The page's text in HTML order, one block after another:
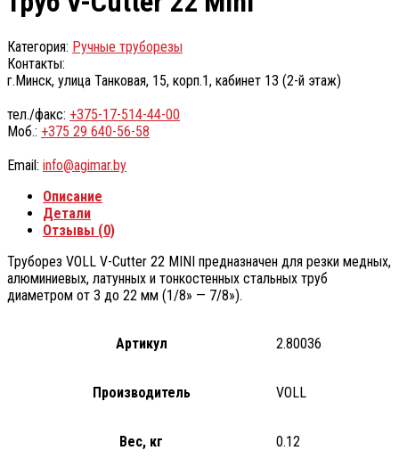
Категория: Ручные труборезы
Контакты:
г.Минск, улица Танковая, 15, корп.1, кабинет 13 (2-й этаж)
тел./факс: +375-17-514-44-00
Моб.: +375 29 640-56-58
Email: info@agimar.by
Описание
Детали
Отзывы (0)
Труборез VOLL V-Cutter 22 MINI предназначен для резки медных,
алюминиевых, латунных и тонкостенных стальных труб
диаметром от 3 до 22 мм (1/8» — 7/8»).
Артикул 2.80036
Производитель VOLL
Вес, кг 0.12